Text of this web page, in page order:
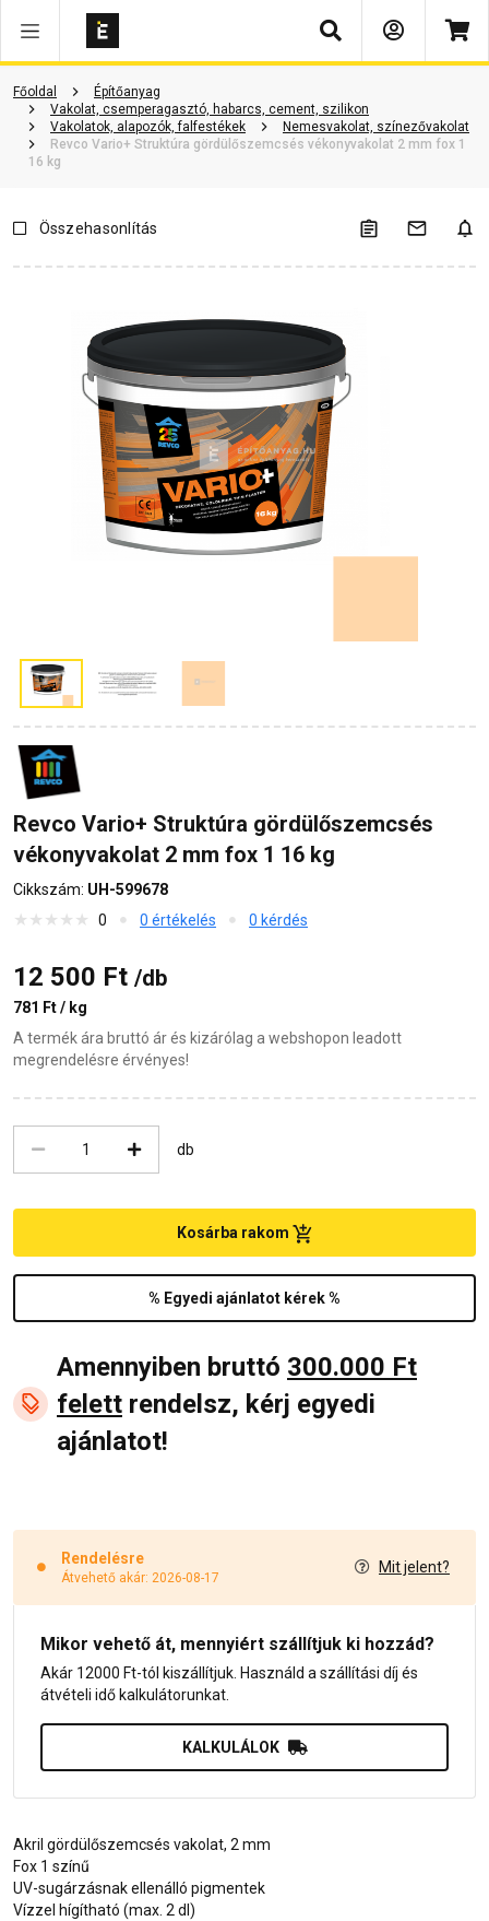
Keresés
Főoldal
Építőanyag
Vakolat, csemperagasztó, habarcs, cement, szilikon
Vakolatok, alapozók, falfestékek
Nemesvakolat, színezővakolat
Revco Vario+ Struktúra gördülőszemcsés vékonyvakolat 2 mm fox 1
16 kg
Vásárlói vélemények Kérdések és válaszok Kapcsolódó cikkek
Összehasonlítás
Revco Vario+ Struktúra gördülőszemcsés
vékonyvakolat 2 mm fox 1 16 kg
Cikkszám: UH-599678
0
0 értékelés 0 kérdés
12 500 Ft /db
781 Ft / kg
A termék ára bruttó ár és kizárólag a webshopon leadott
megrendelésre érvényes!
db
% Egyedi ajánlatot kérek %
Kosárba rakom
Amennyiben bruttó 300.000 Ft
felett rendelsz, kérj egyedi
ajánlatot!
Rendelésre
Átvehető akár: 2026-08-17
Mit jelent?
Mikor vehető át, mennyiért szállítjuk ki hozzád?
Akár 12000 Ft-tól kiszállítjuk. Használd a szállítási díj és
átvételi idő kalkulátorunkat.
KALKULÁLOK
Akril gördülőszemcsés vakolat, 2 mm
Fox 1 színű
UV-sugárzásnak ellenálló pigmentek
Vízzel hígítható (max. 2 dl)